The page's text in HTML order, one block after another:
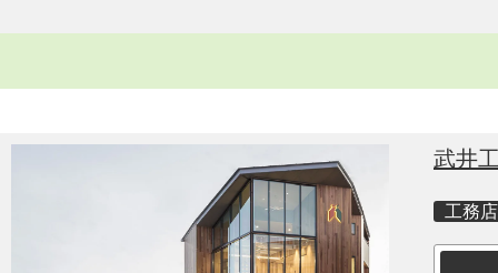
武井
工務店